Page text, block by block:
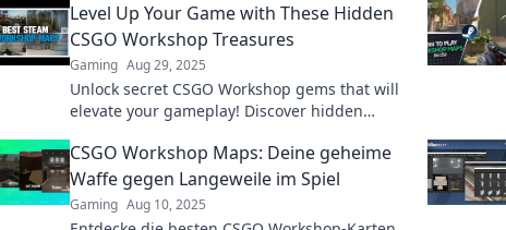
Level Up Your Game with These Hidden
CSGO Workshop Treasures
Gaming Aug 29, 2025
Unlock secret CSGO Workshop gems that will
elevate your gameplay! Discover hidden
today!
CSGO Workshop Maps: Deine geheime
Waffe gegen Langeweile im Spiel
Gaming Aug 10, 2025